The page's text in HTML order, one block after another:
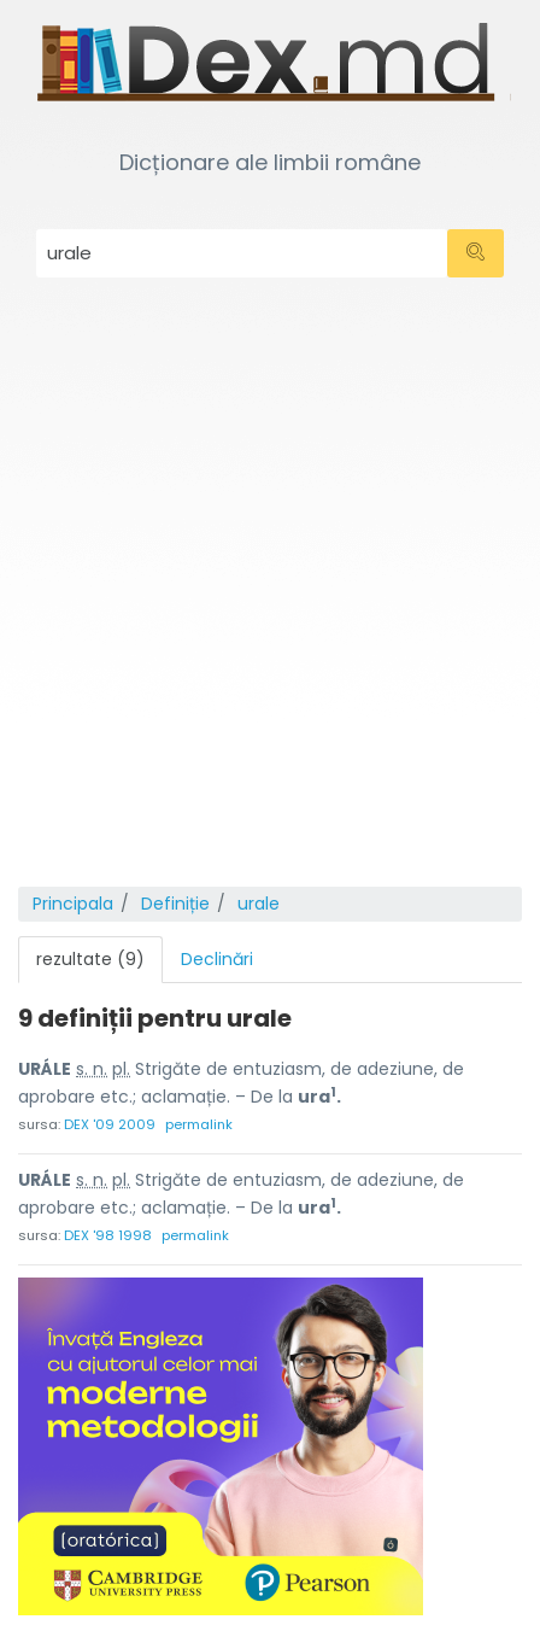
Dicționare ale limbii române
Principala Definiție urale
rezultate (9) Declinări
9 definiții pentru urale
URÁLE s. n. pl. Strigăte de entuziasm, de adeziune, de
aprobare etc.; aclamație. – De la ura1.
sursa:DEX '09 2009 permalink
URÁLE s. n. pl. Strigăte de entuziasm, de adeziune, de
aprobare etc.; aclamație. – De la ura1.
sursa:DEX '98 1998 permalink